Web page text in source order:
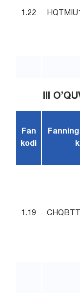
1.22
III
Fan
kodi
1.19